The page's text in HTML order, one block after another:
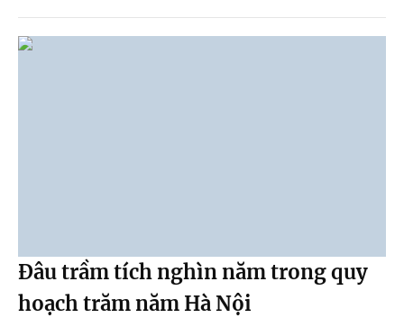
Đâu trầm tích nghìn năm trong quy
hoạch trăm năm Hà Nội